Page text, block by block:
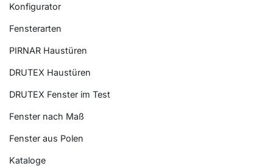
Konfigurator
Fensterarten
PIRNAR Haustüren
DRUTEX Haustüren
DRUTEX Fenster im Test
Fenster nach Maß
Fenster aus Polen
Kataloge